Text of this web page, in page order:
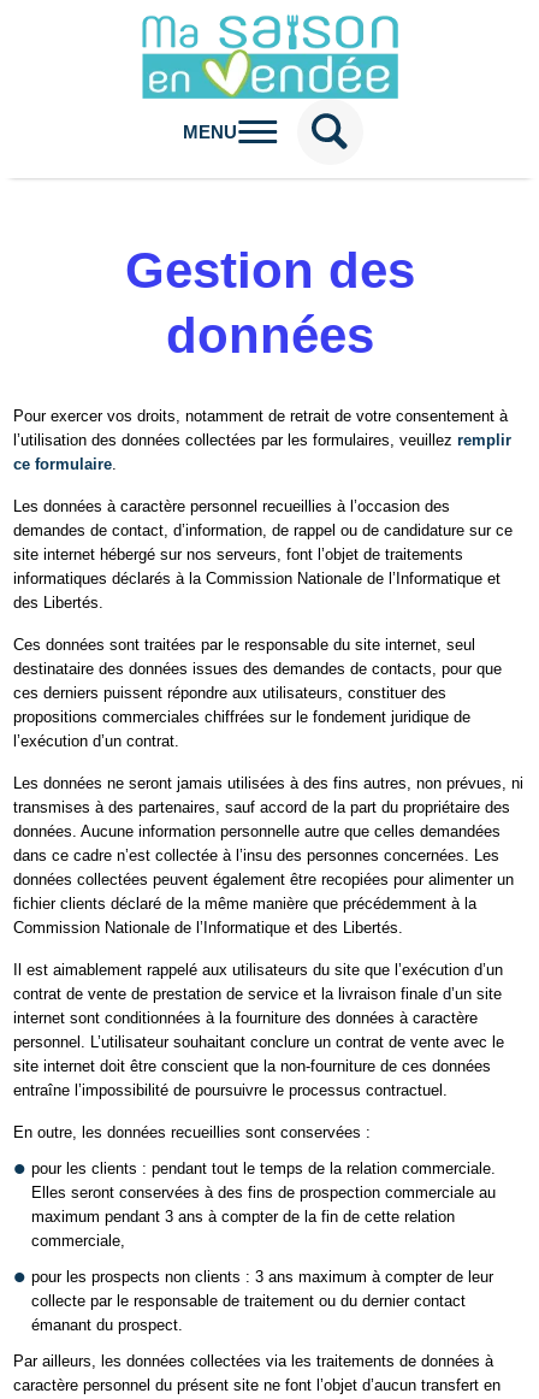
MENU
Gestion des
données
Pour exercer vos droits, notamment de retrait de votre consentement à
l’utilisation des données collectées par les formulaires, veuillezremplir
ce formulaire.
Les données à caractère personnel recueillies à l’occasion des
demandes de contact, d’information, de rappel ou de candidature sur ce
site internet hébergé sur nos serveurs, font l’objet de traitements
informatiques déclarés à la Commission Nationale de l’Informatique et
des Libertés.
Ces données sont traitées par le responsable du site internet, seul
destinataire des données issues des demandes de contacts, pour que
ces derniers puissent répondre aux utilisateurs, constituer des
propositions commerciales chiffrées sur le fondement juridique de
l’exécution d’un contrat.
Les données ne seront jamais utilisées à des fins autres, non prévues, ni
transmises à des partenaires, sauf accord de la part du propriétaire des
données. Aucune information personnelle autre que celles demandées
dans ce cadre n’est collectée à l’insu des personnes concernées. Les
données collectées peuvent également être recopiées pour alimenter un
fichier clients déclaré de la même manière que précédemment à la
Commission Nationale de l’Informatique et des Libertés.
Il est aimablement rappelé aux utilisateurs du site que l’exécution d’un
contrat de vente de prestation de service et la livraison finale d’un site
internet sont conditionnées à la fourniture des données à caractère
personnel. L’utilisateur souhaitant conclure un contrat de vente avec le
site internet doit être conscient que la non-fourniture de ces données
entraîne l’impossibilité de poursuivre le processus contractuel.
En outre, les données recueillies sont conservées :
pour les clients : pendant tout le temps de la relation commerciale.
Elles seront conservées à des fins de prospection commerciale au
maximum pendant 3 ans à compter de la fin de cette relation
commerciale,
pour les prospects non clients : 3 ans maximum à compter de leur
collecte par le responsable de traitement ou du dernier contact
émanant du prospect.
Par ailleurs, les données collectées via les traitements de données à
caractère personnel du présent site ne font l’objet d’aucun transfert en